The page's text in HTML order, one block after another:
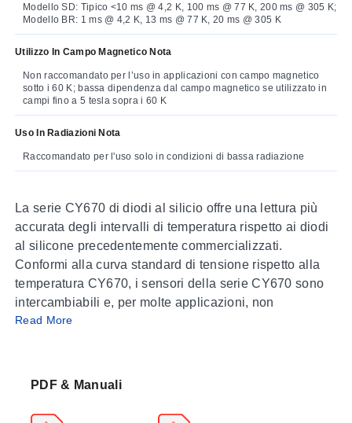
Modello SD: Tipico <10 ms @ 4,2 K, 100 ms @ 77 K, 200 ms @ 305 K;
Modello BR: 1 ms @ 4,2 K, 13 ms @ 77 K, 20 ms @ 305 K
Utilizzo In Campo Magnetico Nota
Non raccomandato per l’uso in applicazioni con campo magnetico
sotto i 60 K; bassa dipendenza dal campo magnetico se utilizzato in
campi fino a 5 tesla sopra i 60 K
Uso In Radiazioni Nota
Raccomandato per l'uso solo in condizioni di bassa radiazione
La serie CY670 di diodi al silicio offre una lettura più
accurata degli intervalli di temperatura rispetto ai diodi
al silicone precedentemente commercializzati.
Conformi alla curva standard di tensione rispetto alla
temperatura CY670, i sensori della serie CY670 sono
intercambiabili e, per molte applicazioni, non
richiedono calibrazione individuale. I sensori della
nell’intervallo di temperatura da 1,4 a 500 K, e 1 che
fino alla temperatura ambiente. I sensori della serie
Read More
PDF & Manuali